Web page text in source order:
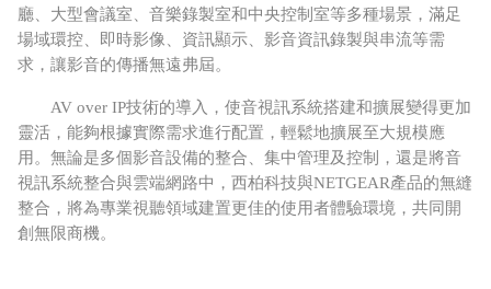
廳、大型會議室、音樂錄製室和中央控制室等多種場景，滿足
場域環控、即時影像、資訊顯示、影音資訊錄製與串流等需
求，讓影音的傳播無遠弗屆。
AV over IP技術的導入，使音視訊系統搭建和擴展變得更加
靈活，能夠根據實際需求進行配置，輕鬆地擴展至大規模應
用。無論是多個影音設備的整合、集中管理及控制，還是將音
視訊系統整合與雲端網路中，西柏科技與NETGEAR產品的無縫
整合，將為專業視聽領域建置更佳的使用者體驗環境，共同開
創無限商機。